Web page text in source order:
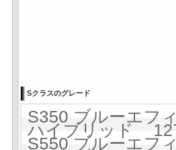
Sクラスのグレード
S350 ブルーエ
ハイブリッド
S550 ブルーエ